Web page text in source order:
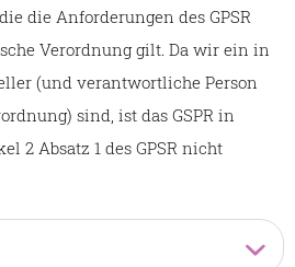
die Anforderungen des GPSR
Verordnung gilt. Da wir ein in
(und verantwortliche Person
sind, ist das GSPR in
2 Absatz 1 des GPSR nicht